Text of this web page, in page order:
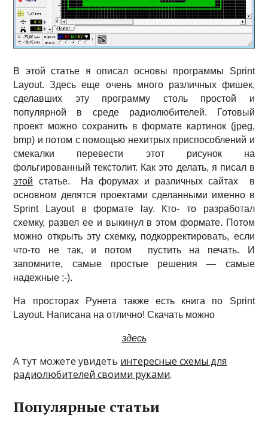
В этой статье я описал основы программы Sprint
Layout. Здесь еще очень много различных фишек,
сделавших эту программу столь простой и
популярной в среде радиолюбителей. Готовый
проект можно сохранить в формате картинок (jpeg,
bmp) и потом с помощью нехитрых приспособлений и
смекалки перевести этот рисунок на
фольгированный текстолит. Как это делать, я писал в
этой статье. На форумах и различных сайтах в
основном делятся проектами сделанными именно в
Sprint Layout в формате lay. Кто- то разработал
схемку, развел ее и выкинул в этом формате. Потом
можно открыть эту схемку, подкорректировать, если
что-то не так, и потом пустить на печать. И
запомните, самые простые решения — самые
надежные ;-).
На просторах Рунета также есть книга по Sprint
Layout. Написана на отлично! Скачать можно
здесь
А тут можете увидеть интересные схемы для
радиолюбителей своими руками.
Популярные статьи